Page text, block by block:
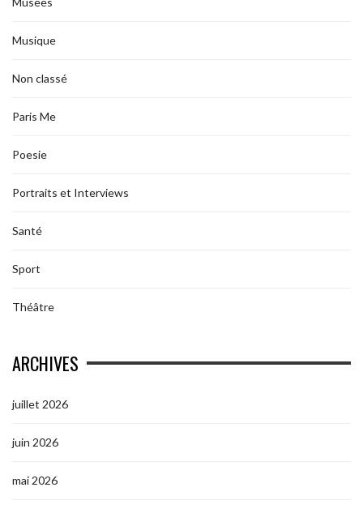
Musique
Non classé
Paris Me
Poesie
Portraits et Interviews
Santé
Sport
Théâtre
ARCHIVES
juillet 2026
juin 2026
mai 2026